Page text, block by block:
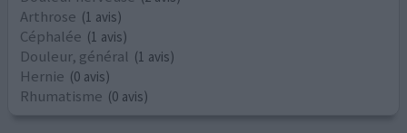
Arthrose (1 avis)
Céphalée (1 avis)
Douleur, général (1 avis)
Hernie (0 avis)
Rhumatisme (0 avis)